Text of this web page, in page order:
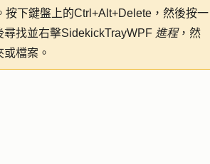
按下鍵盤上的Ctrl +Alt+Delete ，然後按一
尋找並右擊SidekickTrayWPF 進程，然
檔案。